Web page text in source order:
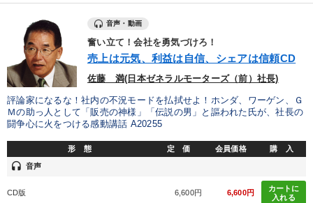
音声・動画
奮い立て！会社を勇気づけろ！
売上は元気、利益は自信、シェアは信頼CD
佐藤 満(日本ゼネラルモーターズ（前）社長)
評論家になるな！社内の不況モードを払拭せよ！ホンダ、ワーゲン、Ｇ
Ｍの助っ人として「販売の神様」「伝説の男」と謳われた氏が、社長の
闘争心に火をつける感動講話 A20255
形 態 定 価 会員価格 購 入
headset 音声
CD版 6,600円 6,600円
カートに
入れる